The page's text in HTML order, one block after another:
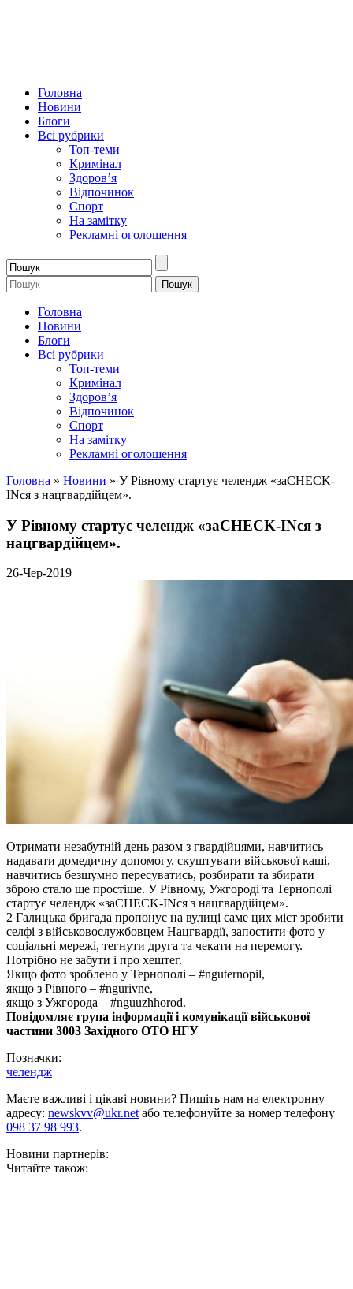
Головна
Новини
Блоги
Всі рубрики
Топ-теми
Кримінал
Здоров’я
Відпочинок
Спорт
На замітку
Рекламні оголошення
Головна
Новини
Блоги
Всі рубрики
Топ-теми
Кримінал
Здоров’я
Відпочинок
Спорт
На замітку
Рекламні оголошення
Головна » Новини » У Рівному стартує челендж «заCHECK-
INся з нацгвардійцем».
У Рівному стартує челендж «заCHECK-INся з
нацгвардійцем».
26-Чер-2019
Отримати незабутній день разом з гвардійцями, навчитись
надавати домедичну допомогу, скуштувати військової каші,
навчитись безшумно пересуватись, розбирати та збирати
зброю стало ще простіше. У Рівному, Ужгороді та Тернополі
стартує челендж «заCHECK-INся з нацгвардійцем».
2 Галицька бригада пропонує на вулиці саме цих міст зробити
селфі з військовослужбовцем Нацгвардії, запостити фото у
соціальні мережі, тегнути друга та чекати на перемогу.
Потрібно не забути і про хештег.
Якщо фото зроблено у Тернополі – #nguternopil,
якщо з Рівного – #ngurivne,
якщо з Ужгорода – #nguuzhhorod.
Повідомляє група інформації і комунікації військової
частини 3003 Західного ОТО НГУ
Позначки:
челендж
Маєте важливі і цікаві новини? Пишіть нам на електронну
адресу: newskvv@ukr.netабо телефонуйте за номер телефону
098 37 98 993.
Новини партнерів:
Читайте також: